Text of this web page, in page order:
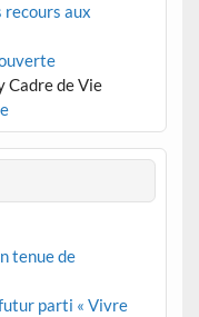
recours aux
Cadre de Vie
tenue de
parti « Vivre